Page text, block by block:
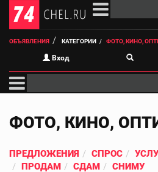
ОБЪЯВЛЕНИЯ КАТЕГОРИИ ФОТО, КИНО,
Вход
ФОТО, КИНО,
ПРЕДЛОЖЕНИЯ СПРОС
ПРОДАМ
СДАМ СНИМУ